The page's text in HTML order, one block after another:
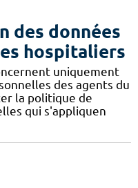
des données
hospitaliers
uniquement
des agents du
la politique de
qui s'appliquen